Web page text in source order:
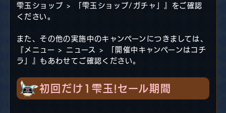
雫玉ショップ > 「雫玉ショップ/ガチャ」』をご確認
ください。
また、その他の実施中のキャンペーンにつきましては、
『メニュー > ニュース > 「開催中キャンペーンはコチ
ラ」』もあわせてご確認ください。
初回だけ1雫玉!セール期間